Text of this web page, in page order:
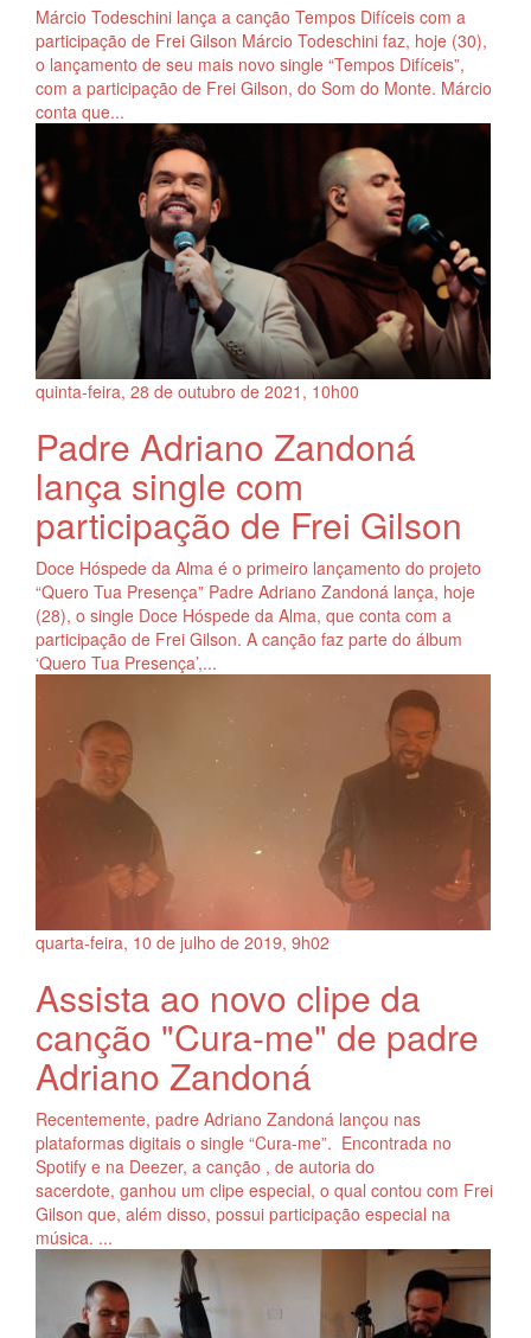
Márcio Todeschini lança a canção Tempos Difíceis com a
participação de Frei Gilson Márcio Todeschini faz, hoje (30),
o lançamento de seu mais novo single “Tempos Difíceis”,
com a participação de Frei Gilson, do Som do Monte. Márcio
conta que...
quinta-feira, 28 de outubro de 2021, 10h00
Padre Adriano Zandoná
lança single com
participação de Frei Gilson
Doce Hóspede da Alma é o primeiro lançamento do projeto
“Quero Tua Presença” Padre Adriano Zandoná lança, hoje
(28), o single Doce Hóspede da Alma, que conta com a
participação de Frei Gilson. A canção faz parte do álbum
‘Quero Tua Presença’,...
quarta-feira, 10 de julho de 2019, 9h02
Assista ao novo clipe da
canção "Cura-me" de padre
Adriano Zandoná
Recentemente, padre Adriano Zandoná lançou nas
plataformas digitais o single “Cura-me”. Encontrada no
Spotify e na Deezer, a canção , de autoria do
sacerdote, ganhou um clipe especial, o qual contou com Frei
Gilson que, além disso, possui participação especial na
música. ...